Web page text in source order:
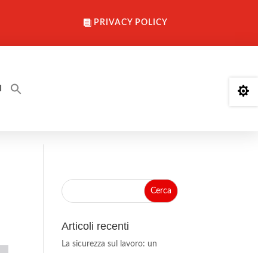
PRIVACY POLICY
Articoli recenti
La sicurezza sul lavoro: un
